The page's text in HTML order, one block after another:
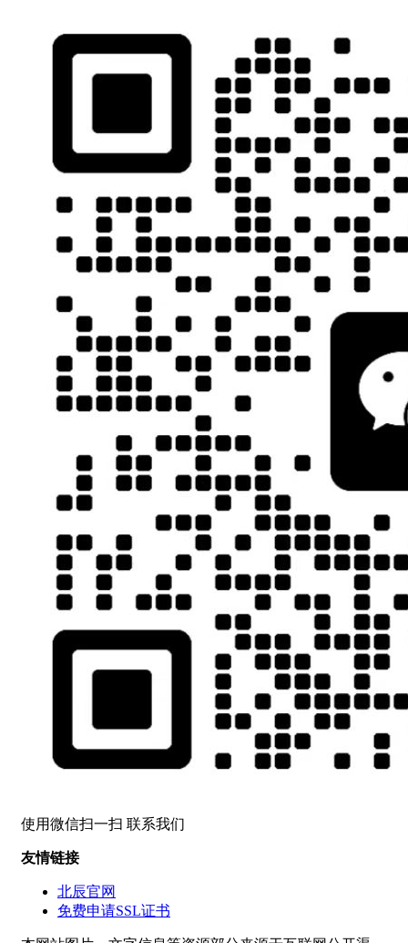
使用微信扫一扫 联系我们
友情链接
北辰官网
免费申请SSL证书